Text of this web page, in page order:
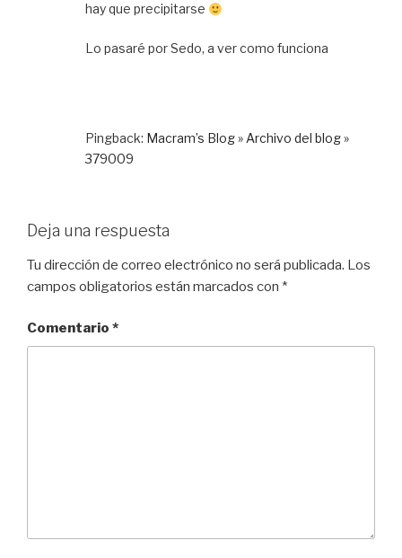
hay que precipitarse
Lo pasaré por Sedo, a ver como funciona
Pingback: Macram’s Blog » Archivo del blog »
379009
Deja una respuesta
Tu dirección de correo electrónico no será publicada. Los
campos obligatorios están marcados con *
Comentario *